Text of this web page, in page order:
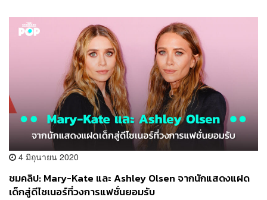
4 มิถุนายน 2020
ชมคลิป: Mary-Kate และ Ashley Olsen จากนักแสดงแฝด
เด็กสู่ดีไซเนอร์ที่วงการแฟชั่นยอมรับ